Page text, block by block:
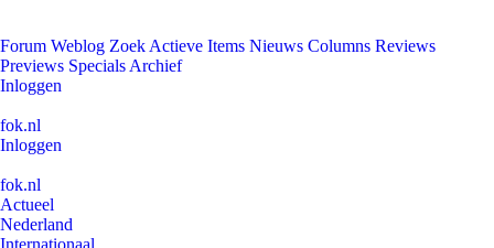
Forum Weblog Zoek Actieve Items Nieuws Columns Reviews
Previews Specials Archief
Inloggen
fok.nl
Inloggen
fok.nl
Actueel
Nederland
Internationaal